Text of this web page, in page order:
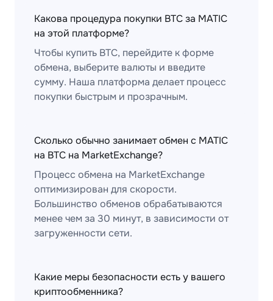
Какова процедура покупки BTC за MATIC
на этой платформе?
Чтобы купить BTC, перейдите к форме
обмена, выберите валюты и введите
сумму. Наша платформа делает процесс
покупки быстрым и прозрачным.
Сколько обычно занимает обмен с MATIC
на BTC на MarketExchange?
Процесс обмена на MarketExchange
оптимизирован для скорости.
Большинство обменов обрабатываются
менее чем за 30 минут, в зависимости от
загруженности сети.
Какие меры безопасности есть у вашего
криптообменника?